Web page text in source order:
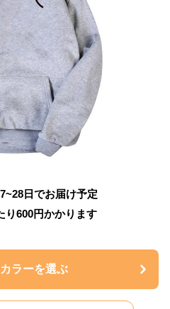
日でお届け予定
り600円かかります
ラーを選ぶ